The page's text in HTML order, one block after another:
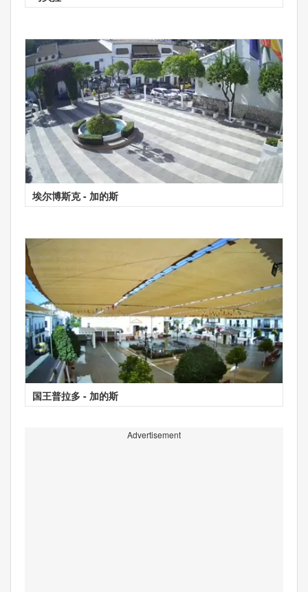
埃尔博斯克 - 加的斯
国王普拉多 - 加的斯
Advertisement